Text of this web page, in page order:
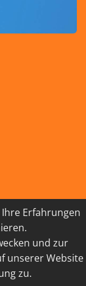
Erfahrungen
und zur
unserer Website
zu.